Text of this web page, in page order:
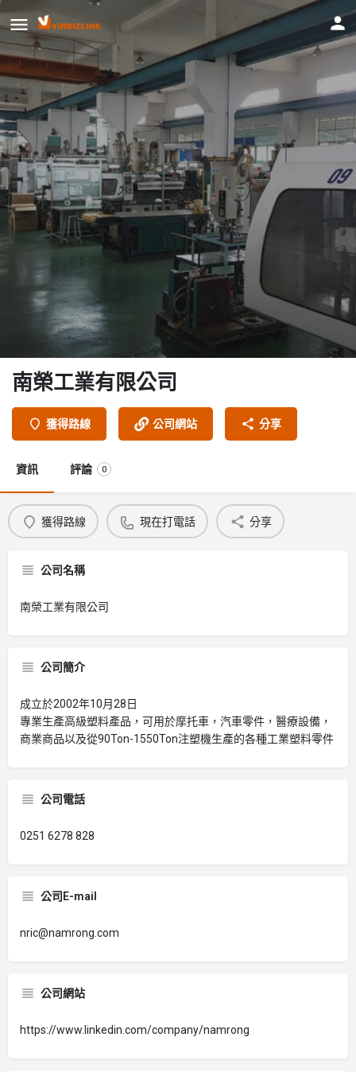
南榮工業有限公司
獲得路線 公司網站 分享
資訊 評論 0
獲得路線 現在打電話 分享
公司名稱
南榮工業有限公司
公司簡介
成立於2002年10月28日
專業生產高級塑料產品，可用於摩托車，汽車零件，醫療設備，
商業商品以及從90Ton-1550Ton注塑機生產的各種工業塑料零件
公司電話
0251 6278 828
公司E-mail
nric@namrong.com
公司網站
https://www.linkedin.com/company/namrong